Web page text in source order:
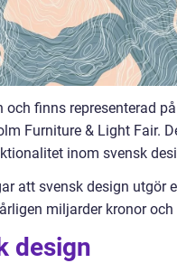
finns representerad
Furniture & Light Fair.
inom svensk
att svensk design utgör
miljarder kronor
design